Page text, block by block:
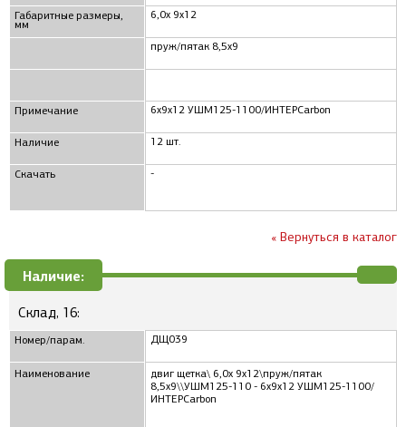
Габаритные размеры,
мм
Примечание
Наличие
Скачать
6,0x 9x12
пруж/пятак 8,5x9
6x9x12 УШМ125-1100/ИНТЕРCarbon
12 шт.
-
« Вернуться в каталог
Наличие:
Склад, 16:
Номер/парам.
Наименование
ДЩ039
двиг щетка\ 6,0x 9x12\пруж/пятак
8,5x9\\УШМ125-110 - 6x9x12 УШМ125-1100/
ИНТЕРCarbon